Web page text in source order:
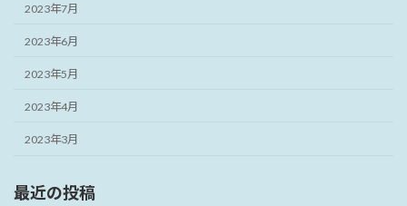
2023年7月
2023年6月
2023年5月
2023年4月
2023年3月
最近の投稿